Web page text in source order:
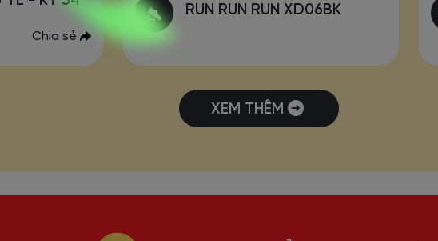
Chia sẻ
RUN RUN RUN XD06BK
XEM THÊM